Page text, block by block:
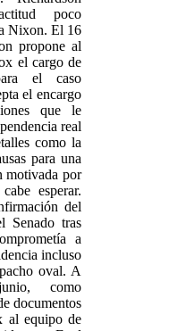
poco
Nixon. El 16
propone al
el cargo de
el caso
el encargo
que le
real
como la
para una
motivada por
esperar.
del
Senado tras
a
incluso
oval. A
como
documentos
al equipo de